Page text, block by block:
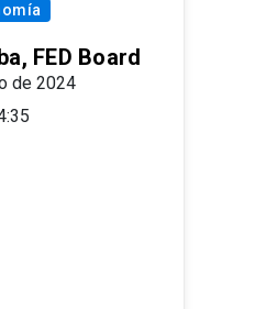
FED Board
de 2024